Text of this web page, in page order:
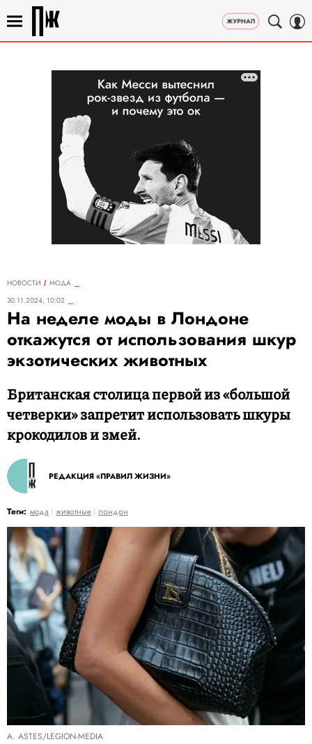
НОВОСТИ
МОДА
30.11.2024, 10:02
На неделе моды в Лондоне
откажутся от использования шкур
экзотических животных
Британская столица первой из «большой
четверки» запретит использовать шкуры
крокодилов и змей.
РЕДАКЦИЯ «ПРАВИЛ ЖИЗНИ»
Теги: мода животные лондон
A. ASTES/LEGION-MEDIA